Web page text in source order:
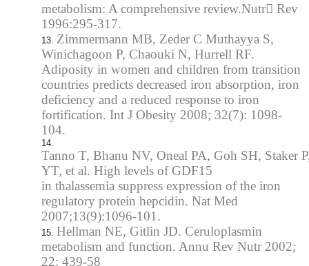
metabolism: A comprehensive review.Nutr Rev
1996:295-317.
Zimmermann MB, Zeder C Muthayya S,
Winichagoon P, Chaouki N, Hurrell RF.
Adiposity in women and children from transition
countries predicts decreased iron absorption, iron
deficiency and a reduced response to iron
fortification. Int J Obesity 2008; 32(7): 1098-
104.
Tanno T, Bhanu NV, Oneal PA, Goh SH, Staker
YT, et al. High levels of GDF15
in thalassemia suppress expression of the iron
regulatory protein hepcidin. Nat Med
2007;13(9):1096-101.
Hellman NE, Gitlin JD. Ceruloplasmin
metabolism and function. Annu Rev Nutr 2002;
22: 439-58